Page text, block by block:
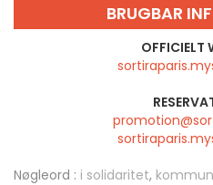
BRUGBAR
OFFICIELT
Nøgleord : i solidaritet,